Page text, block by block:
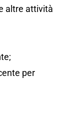
altre attività
per